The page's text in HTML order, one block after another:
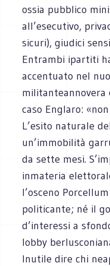
ossia pubblico
all’esecutivo,
sicuri), giudici
Entrambi ipartiti
accentuato nel
militanteannovera
caso Englaro:
L’esito naturale
un’immobilità
da sette mesi.
inmateria
l’osceno
politicante; né il
d’interessi a
lobby
Inutile dire chi